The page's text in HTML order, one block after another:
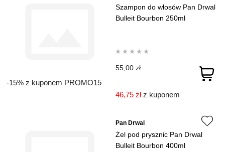
-15% z kuponem PROMO15
Szampon do włosów Pan Drwal
Bulleit Bourbon 250ml
55,00 zł
46,75 złz kuponem
Pan Drwal
Żel pod prysznic Pan Drwal
Bulleit Bourbon 400ml